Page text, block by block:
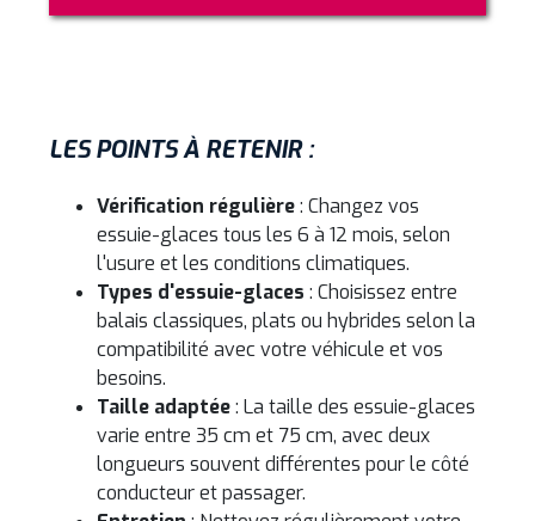
LES POINTS À RETENIR :
Vérification régulière: Changez vos
essuie-glaces tous les 6 à 12 mois, selon
l'usure et les conditions climatiques.
Types d'essuie-glaces : Choisissez entre
balais classiques, plats ou hybrides selon la
compatibilité avec votre véhicule et vos
besoins.
Taille adaptée: La taille des essuie-glaces
varie entre 35 cm et 75 cm, avec deux
longueurs souvent différentes pour le côté
conducteur et passager.